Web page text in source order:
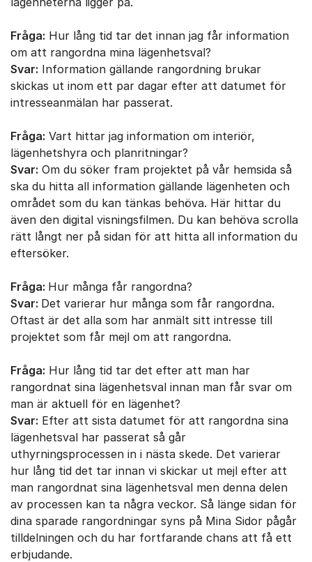
Fråga: Hur lång tid tar det innan jag får information
om att rangordna mina lägenhetsval?
Svar: Information gällande rangordning brukar
skickas ut inom ett par dagar efter att datumet för
intresseanmälan har passerat.
Fråga: Vart hittar jag information om interiör,
lägenhetshyra och planritningar?
Svar: Om du söker fram projektet på vår hemsida så
ska du hitta all information gällande lägenheten och
området som du kan tänkas behöva. Här hittar du
även den digital visningsfilmen. Du kan behöva scrolla
rätt långt ner på sidan för att hitta all information du
eftersöker.
Fråga: Hur många får rangordna?
Svar: Det varierar hur många som får rangordna.
Oftast är det alla som har anmält sitt intresse till
projektet som får mejl om att rangordna.
Fråga: Hur lång tid tar det efter att man har
rangordnat sina lägenhetsval innan man får svar om
man är aktuell för en lägenhet?
Svar: Efter att sista datumet för att rangordna sina
lägenhetsval har passerat så går
uthyrningsprocessen in i nästa skede. Det varierar
hur lång tid det tar innan vi skickar ut mejl efter att
man rangordnat sina lägenhetsval men denna delen
av processen kan ta några veckor. Så länge sidan för
dina sparade rangordningar syns på Mina Sidor pågår
tilldelningen och du har fortfarande chans att få ett
erbjudande.